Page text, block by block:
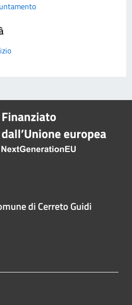
di Cerreto Guidi